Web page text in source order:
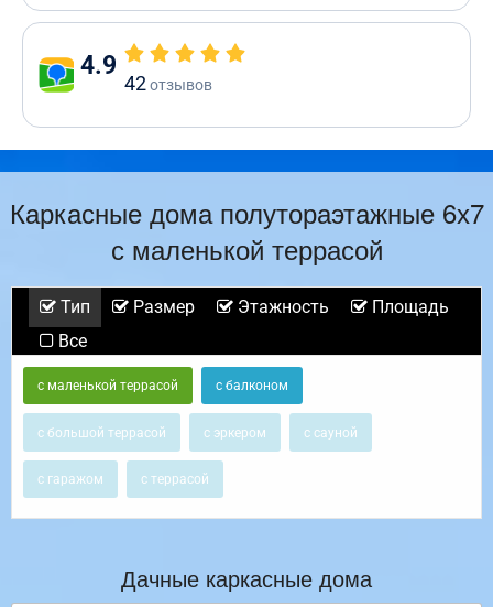
4.9
42отзывов
Каркасные дома полутораэтажные 6х7
с маленькой террасой
Тип Размер Этажность
Площадь
Все
с маленькой террасой с балконом
с большой террасой с эркером с сауной
с гаражом с террасой
Дачные каркасные дома